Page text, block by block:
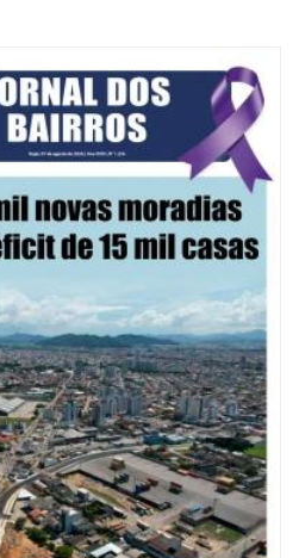
de 400 mulheres vítimas de violência
Guarda Municipal